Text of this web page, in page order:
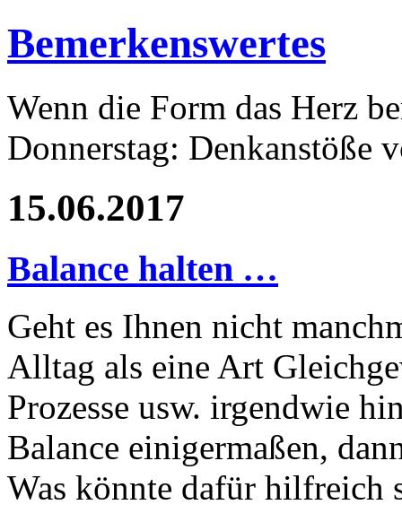
Bemerkenswertes
Wenn die Form das Herz
Donnerstag: Denkanstöße
15.06.2017
Balance halten …
Geht es Ihnen nicht
Alltag als eine Art
Prozesse usw. irgendwie
Balance einigermaßen,
Was könnte dafür hilfreich